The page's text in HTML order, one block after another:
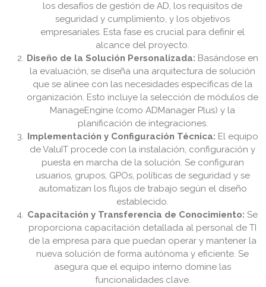
los desafíos de gestión de AD, los requisitos de
seguridad y cumplimiento, y los objetivos
empresariales. Esta fase es crucial para definir el
alcance del proyecto.
Diseño de la Solución Personalizada: Basándose en
la evaluación, se diseña una arquitectura de solución
que se alinee con las necesidades específicas de la
organización. Esto incluye la selección de módulos de
ManageEngine (como ADManager Plus) y la
planificación de integraciones.
Implementación y Configuración Técnica: El equipo
de ValuIT procede con la instalación, configuración y
puesta en marcha de la solución. Se configuran
usuarios, grupos, GPOs, políticas de seguridad y se
automatizan los flujos de trabajo según el diseño
establecido.
Capacitación y Transferencia de Conocimiento: Se
proporciona capacitación detallada al personal de TI
de la empresa para que puedan operar y mantener la
nueva solución de forma autónoma y eficiente. Se
asegura que el equipo interno domine las
funcionalidades clave.